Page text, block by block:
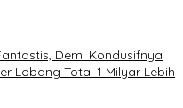
Demi Kondusifnya
Lobang Total 1 Milyar Lebih